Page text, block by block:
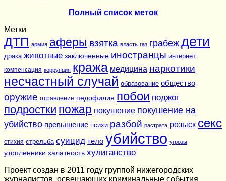
Полный список меток
Метки
ДТП армия аферы взятка власть газ грабеж дети
драка животные заключенные иностранцы интернет
компенсация коррупция кража медицина наркотики
несчастный случай образование общество
оружие отравление педофилия побои поджог
подростки пожар покушение покушение на
убийство превышение психи разбой растрата розыск секс
стихия стрельба суицид тело убийство угрозы
утопленники халатность хулиганство
Проект создан в 2011 году группой нижегородских
журналистов, освещающих криминальные события,